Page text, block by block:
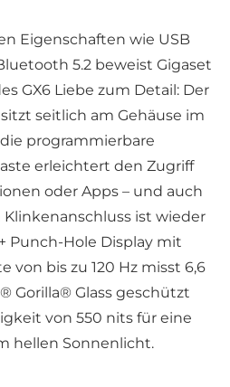
Eigenschaften wie USB
5.2 beweist Gigaset
GX6 Liebe zum Detail: Der
seitlich am Gehäuse im
programmierbare
erleichtert den Zugriff
oder Apps – und auch
Klinkenanschluss ist wieder
Punch-Hole Display mit
von bis zu 120 Hz misst 6,6
Gorilla® Glass geschützt
von 550 nits für eine
hellen Sonnenlicht.